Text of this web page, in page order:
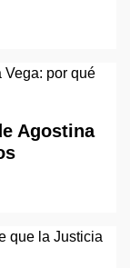
Agostina